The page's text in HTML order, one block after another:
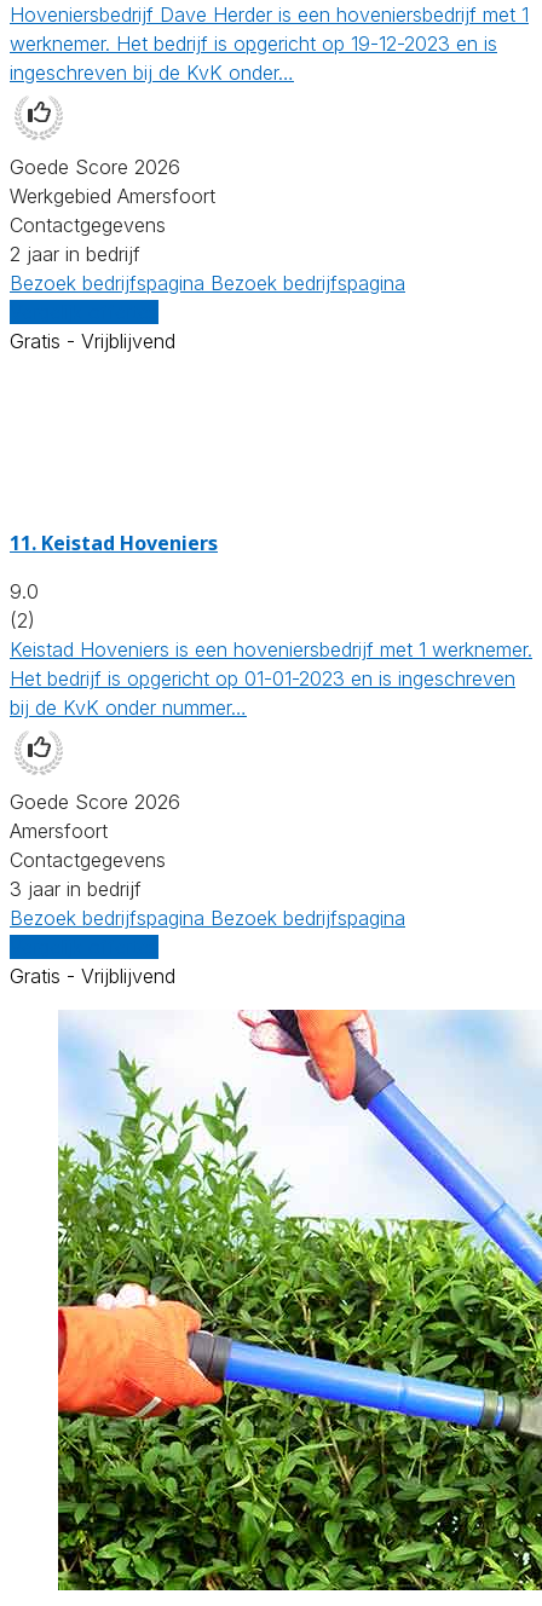
Hoveniersbedrijf Dave Herder is een hoveniersbedrijf met 1
werknemer. Het bedrijf is opgericht op 19-12-2023 en is
ingeschreven bij de KvK onder…
Goede Score 2026
Werkgebied Amersfoort
Contactgegevens
2 jaar in bedrijf
Bezoek bedrijfspagina Bezoek bedrijfspagina
Gratis - Vrijblijvend
11. Keistad Hoveniers
9.0
(2)
Keistad Hoveniers is een hoveniersbedrijf met 1 werknemer.
Het bedrijf is opgericht op 01-01-2023 en is ingeschreven
bij de KvK onder nummer…
Goede Score 2026
Amersfoort
Contactgegevens
3 jaar in bedrijf
Bezoek bedrijfspagina Bezoek bedrijfspagina
Gratis - Vrijblijvend